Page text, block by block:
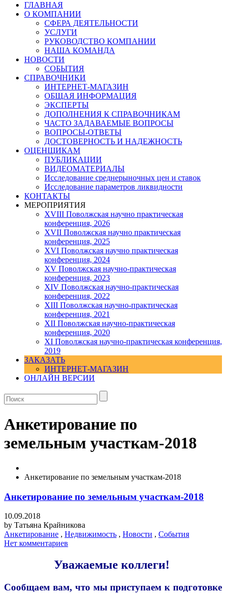
ГЛАВНАЯ
О КОМПАНИИ
СФЕРА ДЕЯТЕЛЬНОСТИ
УСЛУГИ
РУКОВОДСТВО КОМПАНИИ
НАША КОМАНДА
НОВОСТИ
СОБЫТИЯ
СПРАВОЧНИКИ
ИНТЕРНЕТ-МАГАЗИН
ОБЩАЯ ИНФОРМАЦИЯ
ЭКСПЕРТЫ
ДОПОЛНЕНИЯ К СПРАВОЧНИКАМ
ЧАСТО ЗАДАВАЕМЫЕ ВОПРОСЫ
ВОПРОСЫ-ОТВЕТЫ
ДОСТОВЕРНОСТЬ И НАДЕЖНОСТЬ
ОЦЕНЩИКАМ
ПУБЛИКАЦИИ
ВИДЕОМАТЕРИАЛЫ
Исследование среднерыночных цен и ставок
Исследование параметров ликвидности
КОНТАКТЫ
МЕРОПРИЯТИЯ
XVIII Поволжская научно практическая
конференция, 2026
XVII Поволжская научно практическая
конференция, 2025
XVI Поволжская научно практическая
конференция, 2024
ХV Поволжская научно-практическая
конференция, 2023
ХIV Поволжская научно-практическая
конференция, 2022
ХIII Поволжская научно-практическая
конференция, 2021
ХII Поволжская научно-практическая
конференция, 2020
XI Поволжская научно-практическая конференция,
2019
ЗАКАЗАТЬ
ИНТЕРНЕТ-МАГАЗИН
ОНЛАЙН ВЕРСИИ
Анкетирование по
земельным участкам-2018
Анкетирование по земельным участкам-2018
Анкетирование по земельным участкам-2018
10.09.2018
by Татьяна Крайникова
Анкетирование , Недвижимость , Новости , События
Нет комментариев
Уважаемые коллеги!
Сообщаем вам, что мы приступаем к подготовке